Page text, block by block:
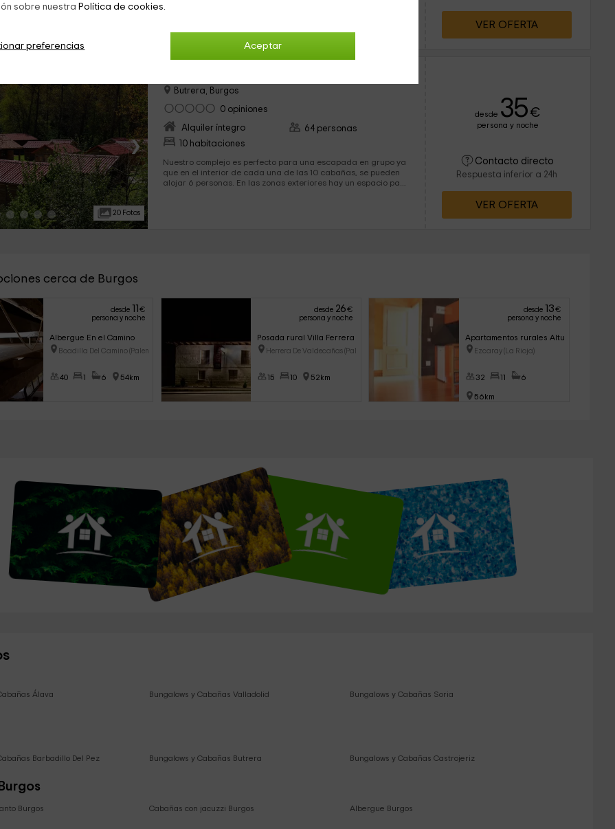
sobre nuestra Política de cookies.
Aceptar
preferencias
entrar en contacto con el mundo rural.
VER OFERTA
›
20 Fotos
Butrera, Burgos
0 opiniones
Alquiler íntegro
10 habitaciones
64 personas
Nuestro complejo es perfecto para una escapada en grupo ya
que en el interior de cada una de las 10 cabañas, se pueden
alojar 6 personas. En las zonas exteriores hay un espacio para
desde 35€
persona y noche
Contacto directo
Respuesta inferior a 24h
VER OFERTA
cerca de Burgos
desde
€
persona y noche
Albergue En el Camino
Boadilla Del Camino (Palencia)
40 1 6 54km
desde 26 €
persona y noche
Posada rural Villa Ferrera
Herrera De Valdecañas (Palenc
15 10 52km
desde 13€
persona y noche
Apartamentos rurales Altuzarra
Ezcaray (La Rioja)
32 11 6
56km
Álava Bungalows y Cabañas Valladolid
Bungalows y Cabañas Soria
Barbadillo Del Pez Bungalows y Cabañas Butrera Bungalows y Cabañas Castrojeriz
Burgos Cabañas con jacuzzi Burgos
Albergue Burgos